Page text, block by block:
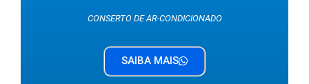
CONSERTO DE AR-CONDICIONADO
SAIBA MAIS